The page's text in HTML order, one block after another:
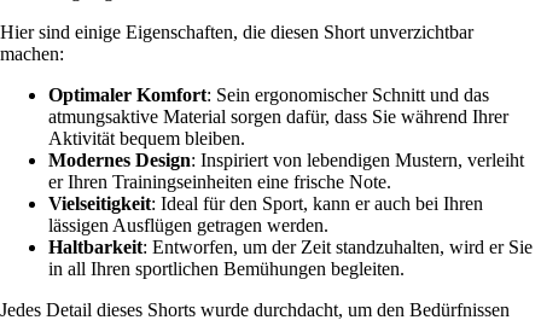
Hier sind einige Eigenschaften, die diesen Short unverzichtbar
machen:
Optimaler Komfort: Sein ergonomischer Schnitt und das
atmungsaktive Material sorgen dafür, dass Sie während Ihrer
Aktivität bequem bleiben.
Modernes Design: Inspiriert von lebendigen Mustern, verleiht
er Ihren Trainingseinheiten eine frische Note.
Vielseitigkeit: Ideal für den Sport, kann er auch bei Ihren
lässigen Ausflügen getragen werden.
Haltbarkeit: Entworfen, um der Zeit standzuhalten, wird er Sie
in all Ihren sportlichen Bemühungen begleiten.
Jedes Detail dieses Shorts wurde durchdacht, um den Bedürfnissen